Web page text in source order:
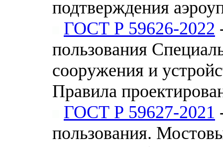
подтверждения
ГОСТ Р 59626-2022
пользования
сооружения и
Правила
ГОСТ Р 59627-2021
пользования.